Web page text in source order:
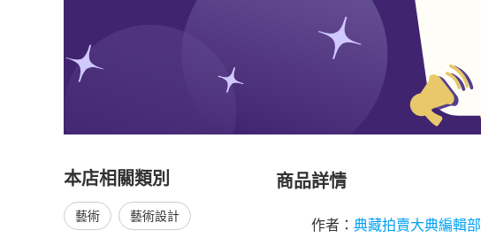
本店相關類別
藝術 藝術設計
商品詳情
作者： 典藏拍賣大典編輯部